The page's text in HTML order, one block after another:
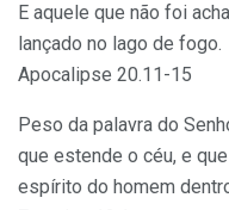
E aquele que não foi
lançado no lago de fogo.
Apocalipse 20.11-15
Peso da palavra do
que estende o céu, e
espírito do homem